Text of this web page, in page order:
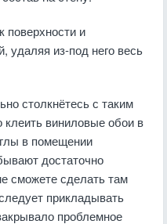
поверхности и
удаляя из-под него весь
столкнётесь с таким
клеить виниловые обои в
в помещении
достаточно
сможете сделать там
прикладывать
проблемное